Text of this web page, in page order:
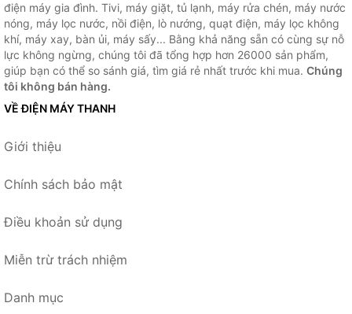
điện máy gia đình. Tivi, máy giặt, tủ lạnh, máy rửa chén, máy nước
nóng, máy lọc nước, nồi điện, lò nướng, quạt điện, máy lọc không
khí, máy xay, bàn ủi, máy sấy... Bằng khả năng sẵn có cùng sự nỗ
lực không ngừng, chúng tôi đã tổng hợp hơn 26000 sản phẩm,
giúp bạn có thể so sánh giá, tìm giá rẻ nhất trước khi mua. Chúng
tôi không bán hàng.
VỀ ĐIỆN MÁY THANH
Giới thiệu
Chính sách bảo mật
Điều khoản sử dụng
Miễn trừ trách nhiệm
Danh mục